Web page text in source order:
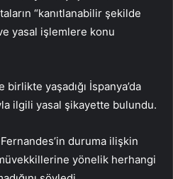
“kanıtlanabilir şekilde
yasal işlemlere konu
yaşadığı İspanya’da
ilgili yasal şikayette bulundu.
duruma ilişkin
yönelik herhangi